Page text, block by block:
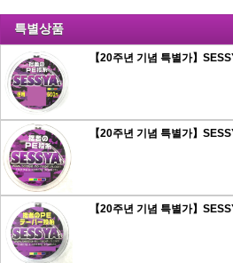
특별상품
【20주년 기념 특별가】
【20주년 기념 특별가】